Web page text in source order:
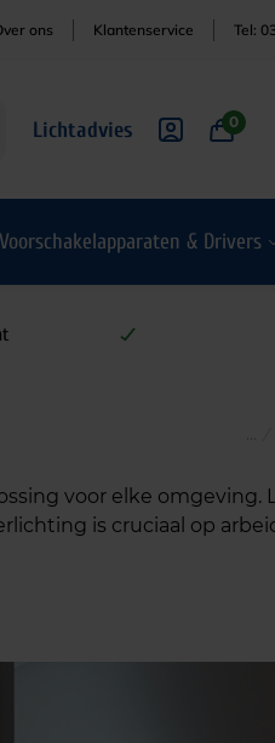
ons Klantenservice Tel:
Lichtadvies 0
Voorschakelapparaten & Drivers
voor elke omgeving.
is cruciaal op